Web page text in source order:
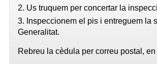
Us truquem per concertar la
Inspeccionem el pis i entreguem la
Generalitat.
Rebreu la cèdula per correu postal,